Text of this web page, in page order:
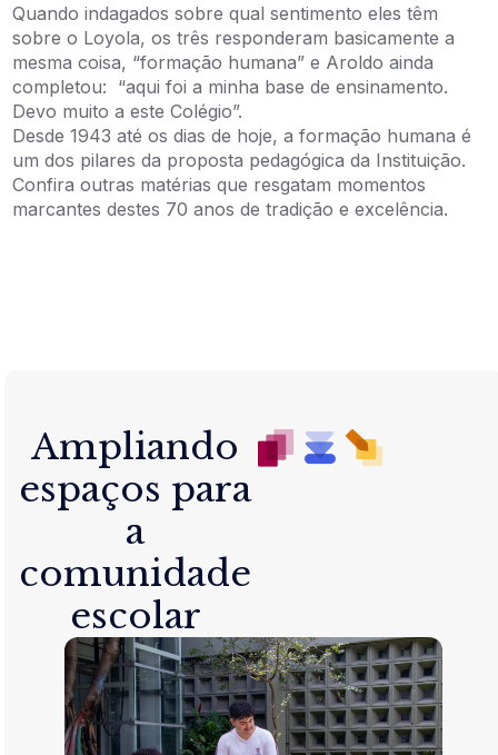
Quando indagados sobre qual sentimento eles têm
sobre o Loyola, os três responderam basicamente a
mesma coisa, “formação humana” e Aroldo ainda
completou: “aqui foi a minha base de ensinamento.
Devo muito a este Colégio”.
Desde 1943 até os dias de hoje, a formação humana é
um dos pilares da proposta pedagógica da Instituição.
Confira outras matérias que resgatam momentos
marcantes destes 70 anos de tradição e excelência.
Ampliando
espaços para
a
comunidade
escolar